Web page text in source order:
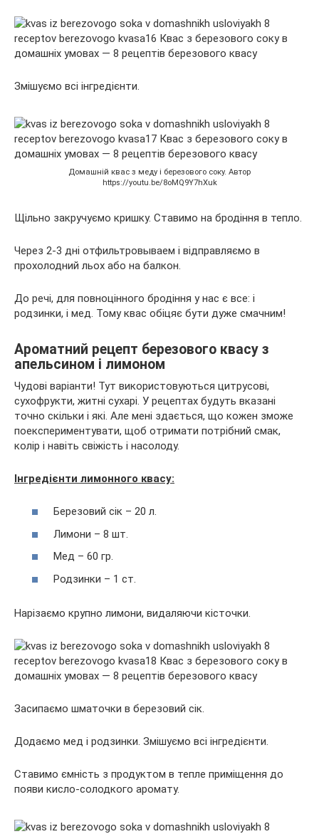
Змішуємо всі інгредієнти.
Домашній квас з меду і березового соку. Автор
https://youtu.be/8oMQ9Y7hXuk
Щільно закручуємо кришку. Ставимо на бродіння в тепло.
Через 2-3 дні отфильтровываем і відправляємо в
прохолодний льох або на балкон.
До речі, для повноцінного бродіння у нас є все: і
родзинки, і мед. Тому квас обіцяє бути дуже смачним!
Ароматний рецепт березового квасу з
апельсином і лимоном
Чудові варіанти! Тут використовуються цитрусові,
сухофрукти, житні сухарі. У рецептах будуть вказані
точно скільки і які. Але мені здається, що кожен зможе
поекспериментувати, щоб отримати потрібний смак,
колір і навіть свіжість і насолоду.
Інгредієнти лимонного квасу:
Березовий сік – 20 л.
Лимони – 8 шт.
Мед – 60 гр.
Родзинки – 1 ст.
Нарізаємо крупно лимони, видаляючи кісточки.
Засипаємо шматочки в березовий сік.
Додаємо мед і родзинки. Змішуємо всі інгредієнти.
Ставимо ємність з продуктом в тепле приміщення до
появи кисло-солодкого аромату.